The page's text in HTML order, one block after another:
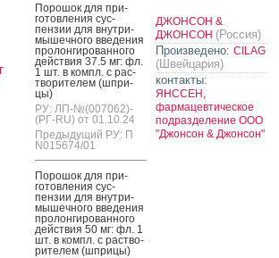
По­рошок для при­
готов­ле­ния сус­
пензии для внут­ри­
мышеч­но­го вве­дения
про­лон­ги­рован­но­го
дей­ствия 37.5 мг: фл.
1 шт. в компл. с рас­
тво­рите­лем (шпри­
цы)
РУ: ЛП-№(007062)-
(РГ-RU) от 01.10.24
Предыдущий РУ: П
N015674/01
По­рошок для при­
готов­ле­ния сус­
пензии для внут­ри­
мышеч­но­го вве­дения
про­лон­ги­рован­но­го
дей­ствия 50 мг: фл. 1
шт. в компл. с рас­тво­
рите­лем (шпри­цы)
ДЖОНСОН &
ДЖОНСОН (Россия)
Произведено: CILAG
(Швейцария)
контакты:
ЯНССЕН,
фармацевтическое
подразделение ООО
"Джонсон & Джонсон"